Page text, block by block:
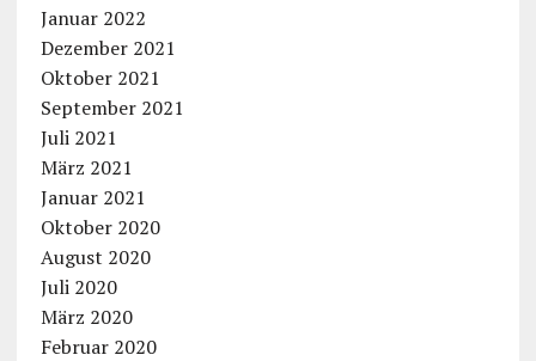
Januar 2022
Dezember 2021
Oktober 2021
September 2021
Juli 2021
März 2021
Januar 2021
Oktober 2020
August 2020
Juli 2020
März 2020
Februar 2020